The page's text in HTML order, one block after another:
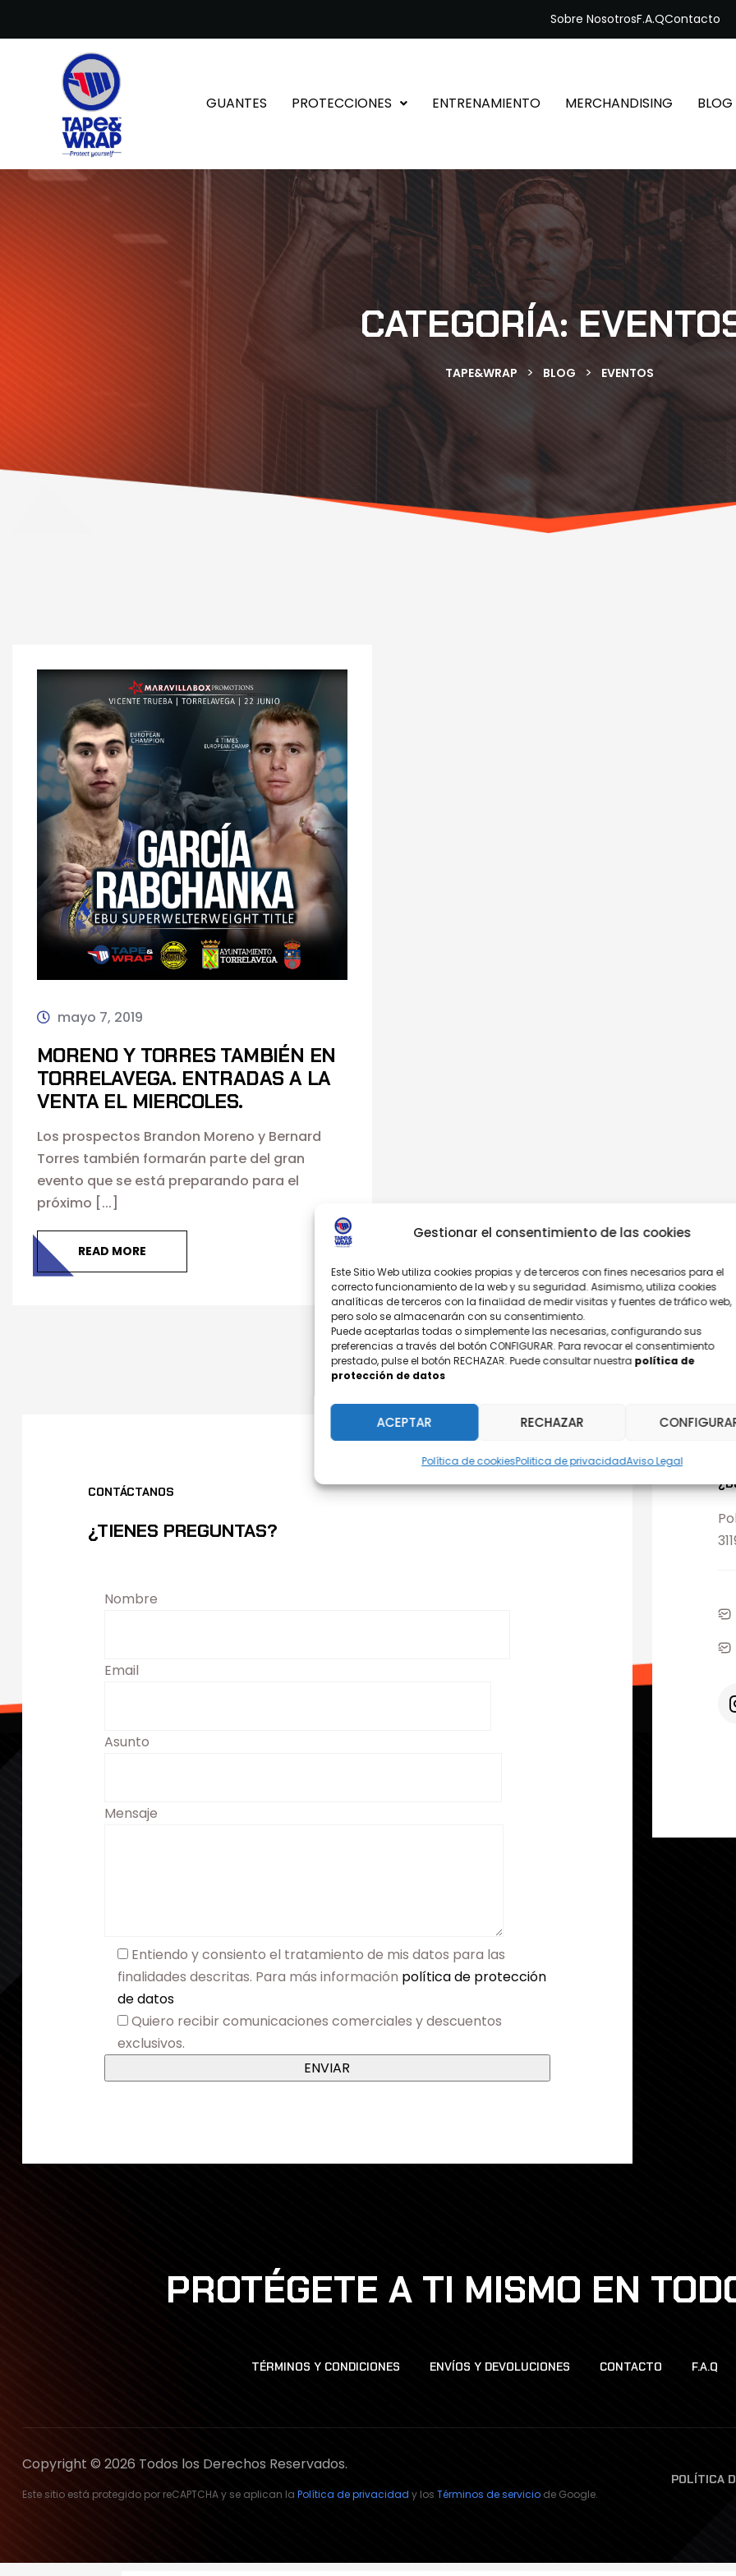
Gestionar el consentimiento de las cookies
Este Sitio Web utiliza cookies propias y de terceros con fines necesarios para el
correcto funcionamiento de la web y su seguridad. Asimismo, utiliza cookies
analíticas de terceros con la finalidad de medir visitas y fuentes de tráfico web,
pero solo se almacenarán con su consentimiento.
Puede aceptarlas todas o simplemente las necesarias, configurando sus
preferencias a través del botón CONFIGURAR. Para revocar el consentimiento
prestado, pulse el botón RECHAZAR. Puede consultar nuestra política de
protección de datos
ACEPTAR RECHAZAR
Política de cookiesPolitica de privacidadAviso Legal
Sobre NosotrosF.A.QContacto
GUANTES PROTECCIONES ENTRENAMIENTO MERCHANDISING BLOG
CATEGORÍA:
TAPE&WRAP > BLOG > EVENTOS
mayo 7, 2019
MORENO Y TORRES TAMBIÉN EN
TORRELAVEGA. ENTRADAS A LA
VENTA EL MIERCOLES.
Los prospectos Brandon Moreno y Bernard
Torres también formarán parte del gran
evento que se está preparando para el
próximo [...]
READ MORE
CONTÁCTANOS
¿TIENES PREGUNTAS?
Nombre
Email
Asunto
Mensaje
Entiendo y consiento el tratamiento de mis datos para las
finalidades descritas. Para más información política de protección
de datos
Quiero recibir comunicaciones comerciales y descuentos
exclusivos.
PROTÉGETE A TI MISMO EN
TÉRMINOS Y CONDICIONES ENVÍOS Y DEVOLUCIONES CONTACTO F.A.Q
Copyright © 2026 Todos los Derechos Reservados.
Este sitio está protegido por reCAPTCHA y se aplican la Política de privacidad y los Términos de servicio de Google.
POLÍTICA